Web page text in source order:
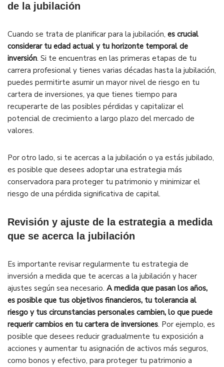
de la jubilación
Cuando se trata de planificar para la jubilación, es crucial
considerar tu edad actual y tu horizonte temporal de
inversión. Si te encuentras en las primeras etapas de tu
carrera profesional y tienes varias décadas hasta la jubilación,
puedes permitirte asumir un mayor nivel de riesgo en tu
cartera de inversiones, ya que tienes tiempo para
recuperarte de las posibles pérdidas y capitalizar el
potencial de crecimiento a largo plazo del mercado de
valores.
Por otro lado, si te acercas a la jubilación o ya estás jubilado,
es posible que desees adoptar una estrategia más
conservadora para proteger tu patrimonio y minimizar el
riesgo de una pérdida significativa de capital.
Revisión y ajuste de la estrategia a medida
que se acerca la jubilación
Es importante revisar regularmente tu estrategia de
inversión a medida que te acercas a la jubilación y hacer
ajustes según sea necesario. A medida que pasan los años,
es posible que tus objetivos financieros, tu tolerancia al
riesgo y tus circunstancias personales cambien, lo que puede
requerir cambios en tu cartera de inversiones. Por ejemplo, es
posible que desees reducir gradualmente tu exposición a
acciones y aumentar tu asignación de activos más seguros,
como bonos y efectivo, para proteger tu patrimonio a